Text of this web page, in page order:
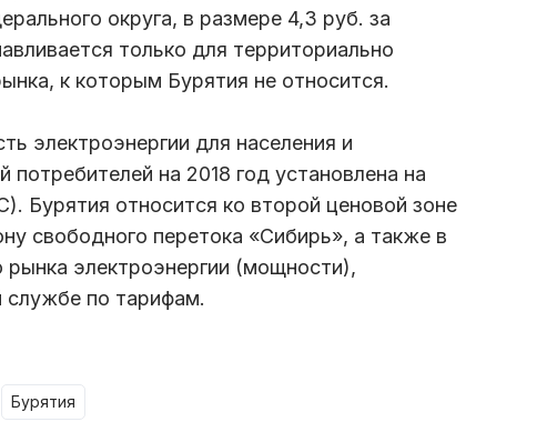
округа, в размере 4,3 руб. за
только для территориально
к которым Бурятия не относится.
электроэнергии для населения и
потребителей на 2018 год установлена на
Бурятия относится ко второй ценовой зоне
свободного перетока «Сибирь», а также в
рынка электроэнергии (мощности),
службе по тарифам.
Бурятия